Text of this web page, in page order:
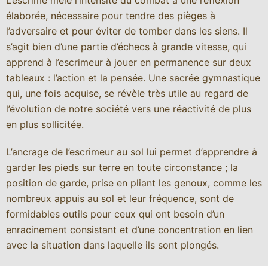
élaborée, nécessaire pour tendre des pièges à
l’adversaire et pour éviter de tomber dans les siens. Il
s’agit bien d’une partie d’échecs à grande vitesse, qui
apprend à l’escrimeur à jouer en permanence sur deux
tableaux : l’action et la pensée. Une sacrée gymnastique
qui, une fois acquise, se révèle très utile au regard de
l’évolution de notre société vers une réactivité de plus
en plus sollicitée.
L’ancrage de l’escrimeur au sol lui permet d’apprendre à
garder les pieds sur terre en toute circonstance ; la
position de garde, prise en pliant les genoux, comme les
nombreux appuis au sol et leur fréquence, sont de
formidables outils pour ceux qui ont besoin d’un
enracinement consistant et d’une concentration en lien
avec la situation dans laquelle ils sont plongés.